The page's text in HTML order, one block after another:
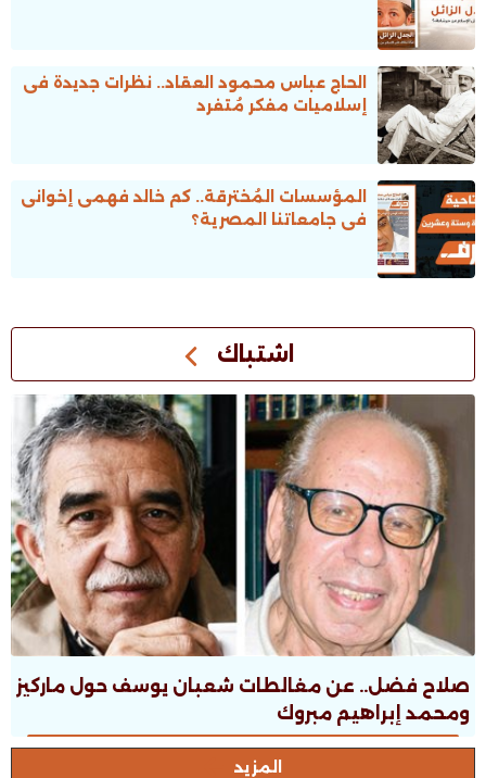
الحاج عباس محمود العقاد.. نظرات جديدة فى
إسلاميات مفكر مُتفرد
المؤسسات المُخترقة.. كم خالد فهمى إخوانى
فى جامعاتنا المصرية؟
اشتباك
صلاح فضل.. عن مغالطات شعبان يوسف حول ماركيز
ومحمد إبراهيم مبروك
المزيد